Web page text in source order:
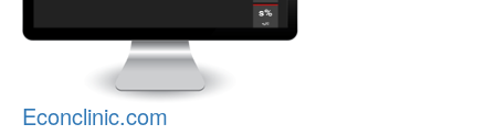
Econclinic.com